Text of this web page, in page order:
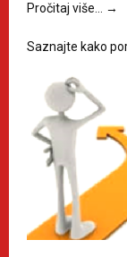
Pročitaj više… →
Saznajte kako